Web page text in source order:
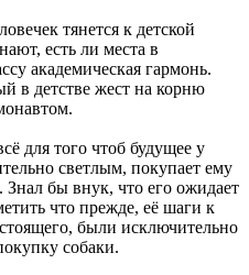
тянется к детской
есть ли места в
академическая гармонь.
в детстве жест на корню
для того чтоб будущее у
светлым, покупает ему
Знал бы внук, что его ожидает
что прежде, её шаги к
были исключительно
собаки.